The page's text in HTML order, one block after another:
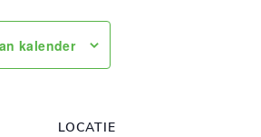
kalender
LOCATIE